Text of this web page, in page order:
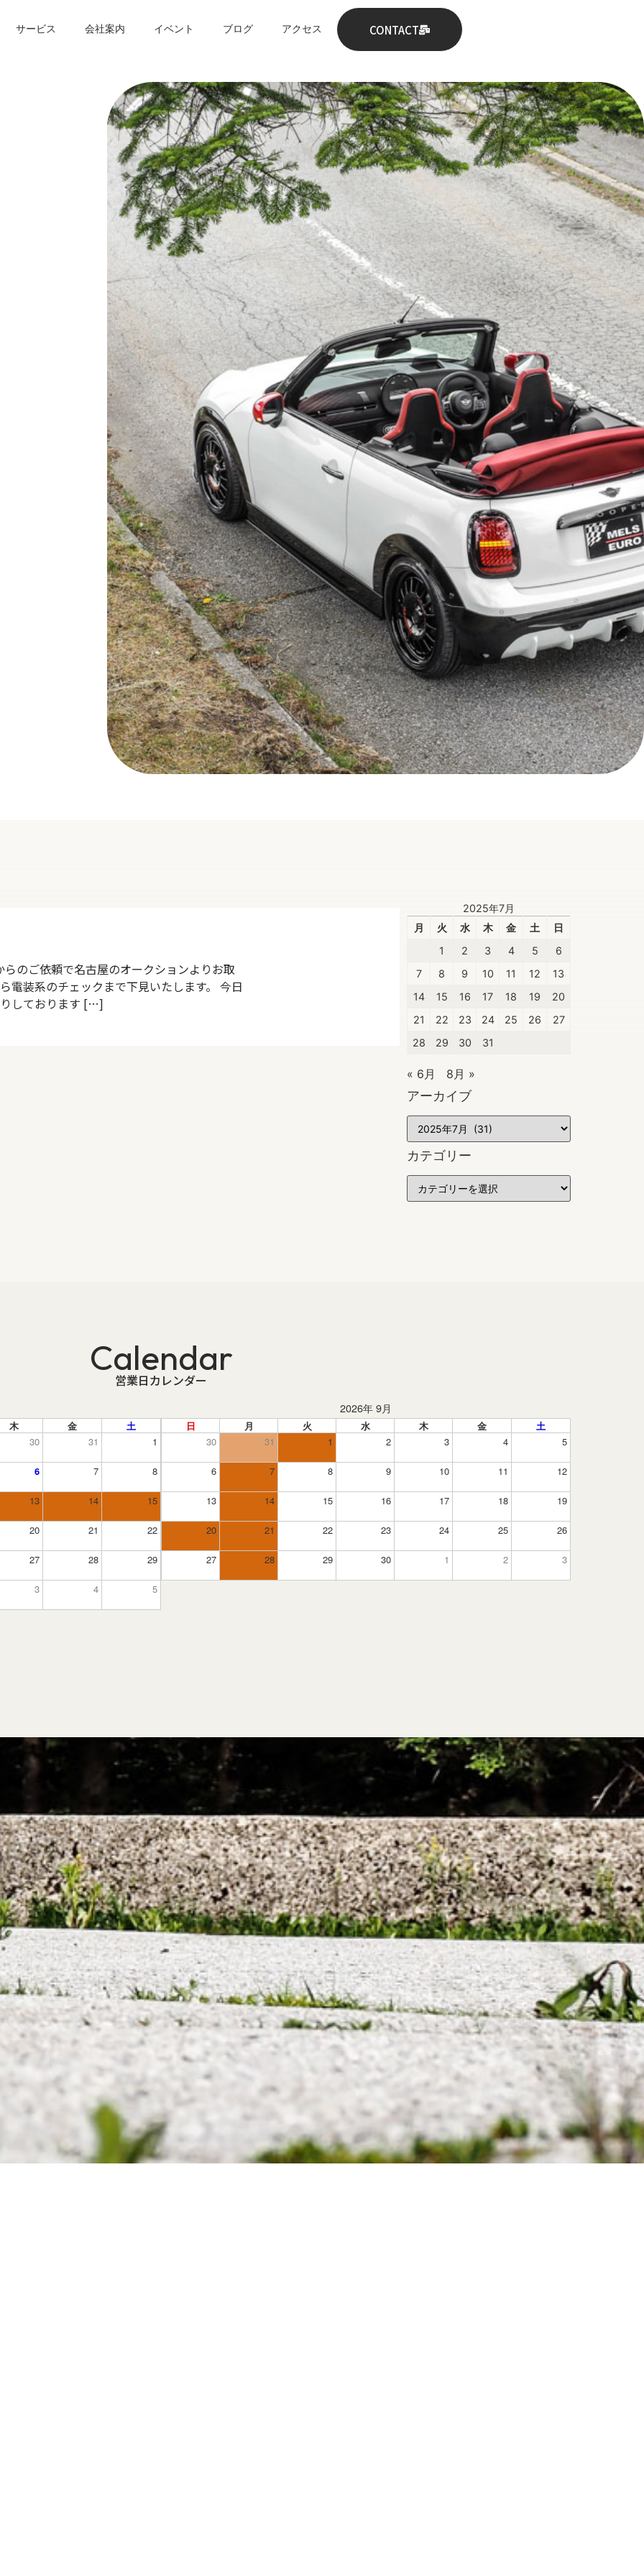
サービス 会社案内 イベント ブログ アクセス CONTACT
のご依頼で名古屋のオークションよりお取
電装系のチェックまで下見いたします。 今日
しております […]
2025年7月
月
火 水 木 金 土
日
1
2 3 4 5
6
7
8 9 10 11 12
13
14
15 16 17 18 19
20
21
22 23 24 25 26
27
28
29 30 31
« 6月 8月 »
アーカイブ
カテゴリー
Calendar
営業日カレンダー
木 金
土
30
31 1
6 7 8
13 14 15
20 21 22
27 28 29
3 4 5
2026年 9月
日 月 火 水 木 金
土
30
31 1 2 3 4 5
6 7 8 9 10 11 12
13 14 15 16 17 18 19
20 21 22 23 24 25 26
27 28 29 30 1 2 3